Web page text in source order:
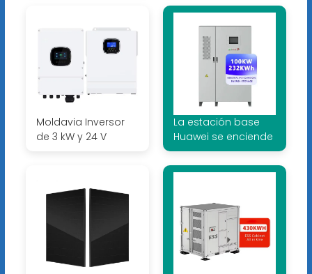
Moldavia Inversor
de 3 kW y 24 V
La estación base
Huawei se enciende